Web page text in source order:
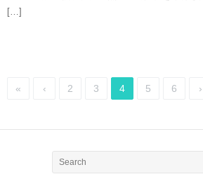
[…]
« ‹ 2 3 4 5 6 ›